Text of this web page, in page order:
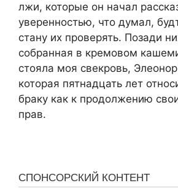
лжи, которые он начал
уверенностью, что думал,
стану их проверять. Позади
собранная в кремовом
стояла моя свекровь,
которая пятнадцать лет
браку как к продолжению
прав.